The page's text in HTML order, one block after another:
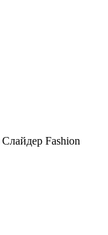
Слайдер Fashion